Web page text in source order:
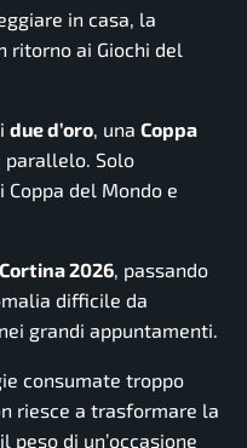
in casa, la
ritorno ai Giochi del
due d’oro , una Coppa
parallelo. Solo
del Mondo e
2026 , passando
difficile da
grandi appuntamenti.
consumate troppo
riesce a trasformare la
di un’occasione